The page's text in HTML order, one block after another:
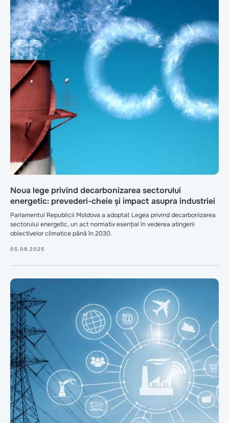
Noua lege privind decarbonizarea sectorului
energetic: prevederi-cheie și impact asupra industriei
Parlamentul Republicii Moldova a adoptat Legea privind decarbonizarea
sectorului energetic, un act normativ esențial în vederea atingerii
obiectivelor climatice până în 2030.
05.08.2025